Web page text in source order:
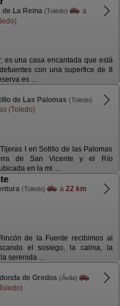
de La Reina (Toledo)
a
es una casa encantada que está
con una superfice de 8
es ...
de Las Palomas (Toledo)
(Toledo)
I en Sotillo de las Palomas
de San Vicente y el Río
en la mi ...
(Toledo) a 22 km
de la Fuente recibimos al
el sosiego, la calma, la
serenida ...
de Gredos (Ávila)